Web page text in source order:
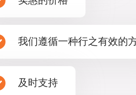
我们遵循一种行之有效的
及时支持